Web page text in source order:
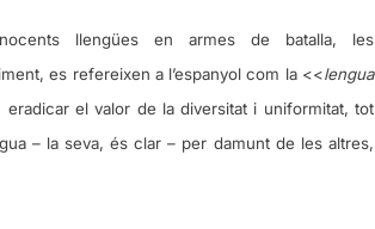
llengües en armes de batalla, les
es refereixen a l’espanyol com la <<lengua
el valor de la diversitat i uniformitat, tot
– la seva, és clar – per damunt de les altres,